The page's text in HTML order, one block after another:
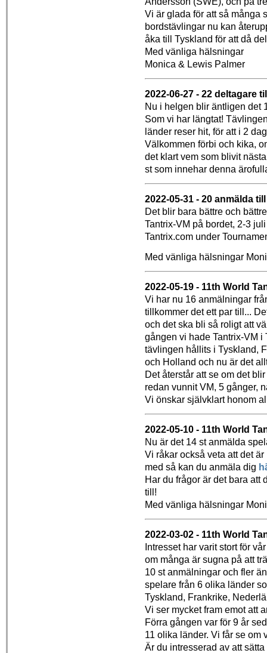
Vi är glada för att så många
bordstävlingar nu kan
åka till Tyskland för att då
Med vänliga hälsningar
Monica & Lewis Palmer
2022-06-27 - 22 deltagare
Nu i helgen blir äntligen det
Som vi har längtat!
länder reser hit, för att i 2
Välkommen förbi och kika,
det klart vem som blivit
st som innehar denna
2022-05-31 - 20 anmälda
Det blir bara bättre och
Tantrix-VM på bordet, 2-3
Tantrix.com under
Med vänliga hälsningar
2022-05-19 - 11th World
Vi har nu 16 anmälningar
tillkommer det ett par till...
och det ska bli så roligt att
gången vi hade Tantrix-VM i
tävlingen hållits i Tyskland,
och Holland och nu är det
Det återstår att se om det
redan vunnit VM, 5 gånger,
Vi önskar självklart honom
2022-05-10 - 11th World
Nu är det 14 st anmälda
Vi råkar också veta att det
med så kan du anmäla dig
Har du frågor är det bara att
till!
Med vänliga hälsningar
2022-03-02 - 11th World
Intresset har varit stort för
om många är sugna på att
10 st anmälningar och fler
spelare från 6 olika länder
Tyskland, Frankrike,
Vi ser mycket fram emot att
Förra gången var för 9 år
11 olika länder. Vi får se om
Är du intresserad av att